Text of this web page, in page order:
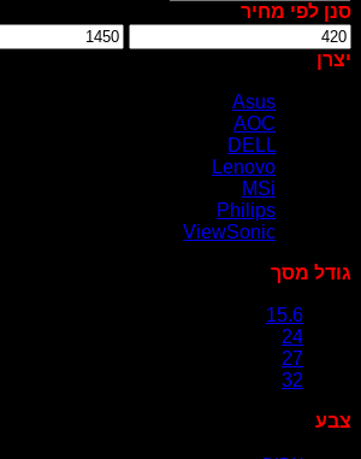
סנן לפי מחיר
מחיר
מינימלי
מחיר
מקסימלי
יצרן
Asus
AOC
DELL
Lenovo
MSi
Philips
ViewSonic
גודל מסך
15.6
24
27
32
צבע